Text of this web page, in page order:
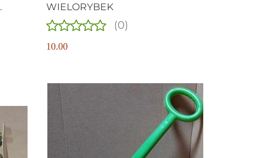
WIELORYBEK
(0)
10.00